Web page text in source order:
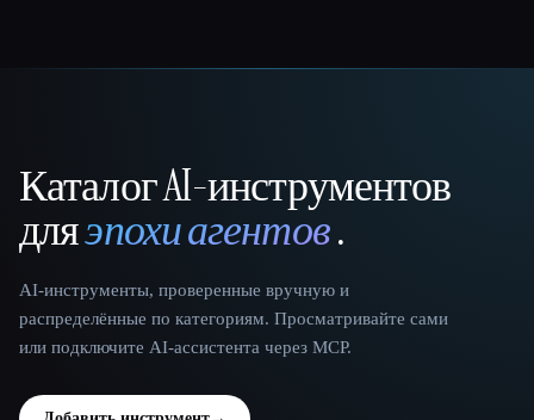
That AI Collection
Каталог AI-инструментов
дляэпохи агентов.
AI-инструменты, проверенные вручную и
распределённые по категориям. Просматривайте сами
или подключите AI-ассистента через MCP.